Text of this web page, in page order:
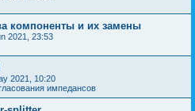
компоненты и их замены
2021, 23:53
2021, 10:20
импедансов